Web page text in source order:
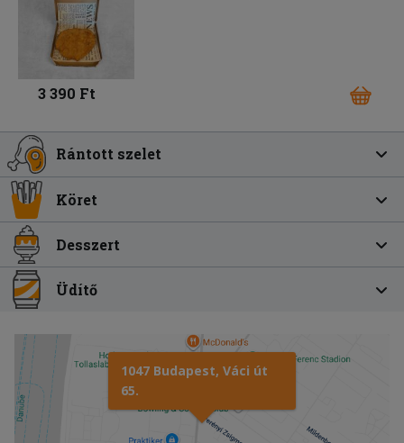
3 390 Ft
Rántott szelet
Köret
Desszert
Üdítő
1047 Budapest, Váci út
65.